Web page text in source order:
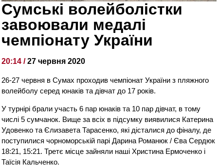
Сумські волейболістки
завоювали медалі
чемпіонату України
20:14 /27 червня 2020
26-27 червня в Сумах проходив чемпіонат України з пляжного
волейболу серед юнаків та дівчат до 17 років.
У турнірі брали участь 6 пар юнаків та 10 пар дівчат, в тому
числі 5 сумчанок. Вище за всіх в підсумку виявилися Катерина
Удовенко та Єлизавета Тарасенко, які дісталися до фіналу, де
поступилися чорноморській парі Дарина Романюк / Єва Сердюк
18:21, 15:21. Третє місце зайняли наші Христина Ермоченко і
Таїсія Кальченко.